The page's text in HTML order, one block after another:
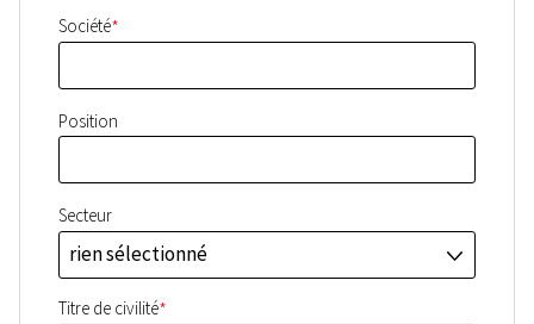
Société*
Position
Secteur
rien sélectionné J
Titre de civilité*